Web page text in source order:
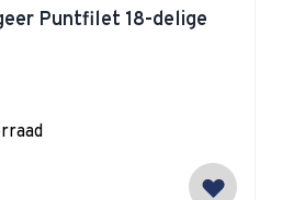
Puntfilet 18-delige